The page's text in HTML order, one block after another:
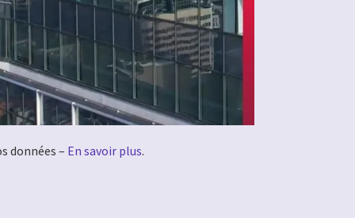
données – En savoir plus.